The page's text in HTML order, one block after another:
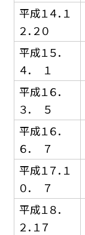
平成１４．１
２．２０
平成１５．
４． １
平成１６．
３． ５
平成１６．
６． ７
平成１７．１
０． ７
平成１８．
２．１７